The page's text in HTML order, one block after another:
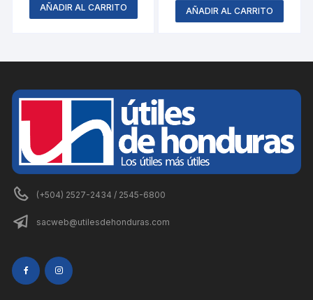
AÑADIR AL CARRITO AÑADIR AL CARRITO
(+504) 2527-2434 / 2545-6800
sacweb@utilesdehonduras.com